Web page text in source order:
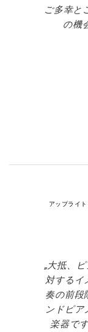
ご多幸と
の機
アップライ
大抵、
対するイ
奏の前段
ンドピア
楽器で